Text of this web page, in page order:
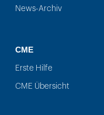
News-Archiv
CME
Erste Hilfe
CME Übersicht